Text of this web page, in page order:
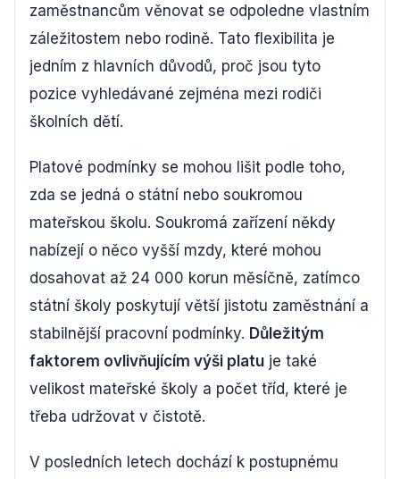
zaměstnancům věnovat se odpoledne vlastním
záležitostem nebo rodině. Tato flexibilita je
jedním z hlavních důvodů, proč jsou tyto
pozice vyhledávané zejména mezi rodiči
školních dětí.
Platové podmínky se mohou lišit podle toho,
zda se jedná o státní nebo soukromou
mateřskou školu. Soukromá zařízení někdy
nabízejí o něco vyšší mzdy, které mohou
dosahovat až 24 000 korun měsíčně, zatímco
státní školy poskytují větší jistotu zaměstnání a
stabilnější pracovní podmínky. Důležitým
faktorem ovlivňujícím výši platu je také
velikost mateřské školy a počet tříd, které je
třeba udržovat v čistotě.
V posledních letech dochází k postupnému